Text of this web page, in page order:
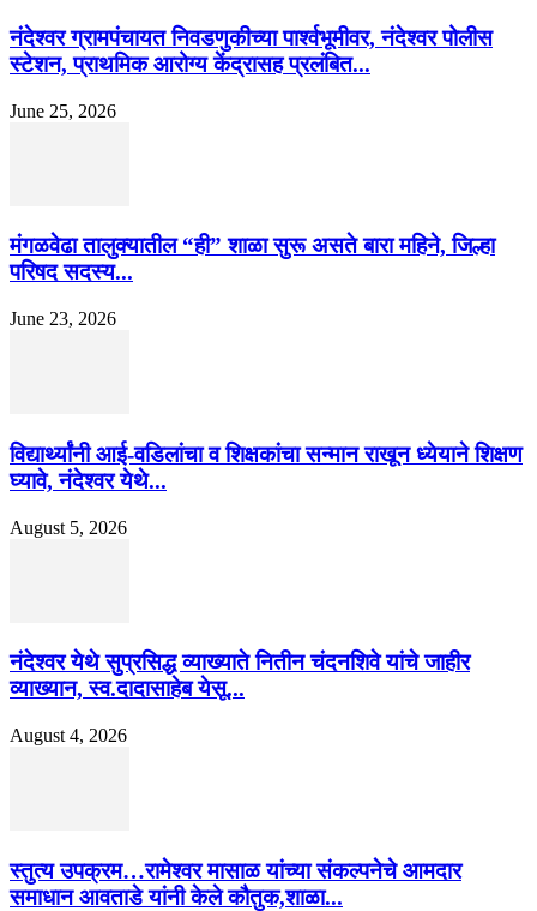
नंदेश्वर ग्रामपंचायत निवडणुकीच्या पार्श्वभूमीवर, नंदेश्वर पोलीस
स्टेशन, प्राथमिक आरोग्य केंद्रासह प्रलंबित...
June 25, 2026
मंगळवेढा तालुक्यातील “ही” शाळा सुरू असते बारा महिने, जिल्हा
परिषद सदस्य...
June 23, 2026
विद्यार्थ्यांनी आई-वडिलांचा व शिक्षकांचा सन्मान राखून ध्येयाने शिक्षण
घ्यावे, नंदेश्वर येथे...
August 5, 2026
नंदेश्वर येथे सुप्रसिद्ध व्याख्याते नितीन चंदनशिवे यांचे जाहीर
व्याख्यान, स्व.दादासाहेब येसू...
August 4, 2026
स्तुत्य उपक्रम…रामेश्वर मासाळ यांच्या संकल्पनेचे आमदार
समाधान आवताडे यांनी केले कौतुक,शाळा...